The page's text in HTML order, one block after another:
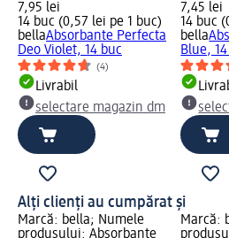
7,95 lei
14 buc (0,57 lei pe 1 buc)
bellaAbsorbante Perfecta
Deo Violet, 14 buc
(4)
Livrabil
selectare magazin dm
7,45 lei
14 buc
bella
Blue,
Alți clienți au cumpărat și
Marcă: bella; Numele
produsului: Absorbante
Marcă: